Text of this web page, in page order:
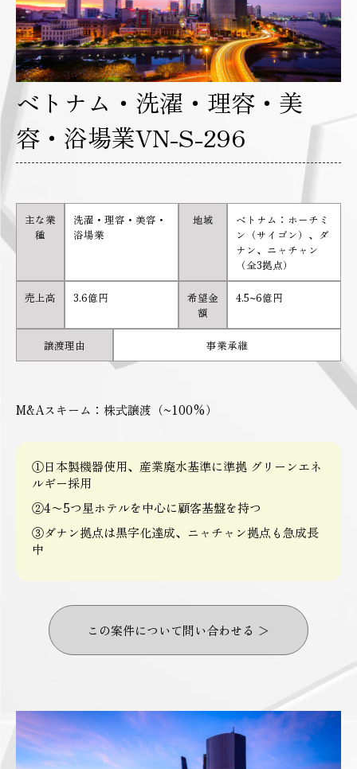
ベトナム・洗濯・理容・美
容・浴場業VN-S-296
主な業
種
洗濯・理容・美容・
浴場業
地域
ベトナム：ホーチミ
ン（サイゴン）、ダ
ナン、ニャチャン
（全3拠点）
売上高 3.6億円
希望金
額
4.5~6億円
譲渡理由 事業承継
M&Aスキーム：株式譲渡（~100%）
①日本製機器使用、産業廃水基準に準拠 グリーンエネ
ルギー採用
②4〜5つ星ホテルを中心に顧客基盤を持つ
③ダナン拠点は黒字化達成、ニャチャン拠点も急成長
中
この案件について問い合わせる ＞